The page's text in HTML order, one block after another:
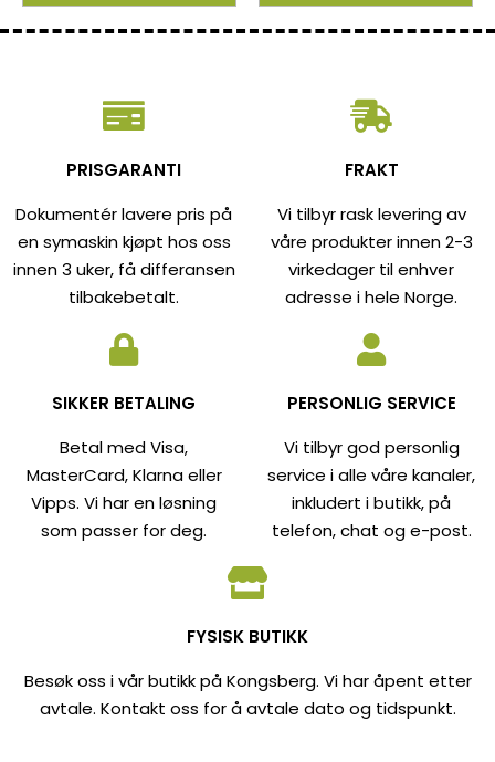
PRISGARANTI
Dokumentér lavere pris på
en symaskin kjøpt hos oss
innen 3 uker, få differansen
tilbakebetalt.
FRAKT
Vi tilbyr rask levering av
våre produkter innen 2-3
virkedager til enhver
adresse i hele Norge.
SIKKER BETALING
Betal med Visa,
MasterCard, Klarna eller
Vipps. Vi har en løsning
som passer for deg.
PERSONLIG SERVICE
Vi tilbyr god personlig
service i alle våre kanaler,
inkludert i butikk, på
telefon, chat og e-post.
FYSISK BUTIKK
Besøk oss i vår butikk på Kongsberg. Vi har åpent etter
avtale. Kontakt oss for å avtale dato og tidspunkt.